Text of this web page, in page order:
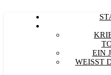
EIN
WEISST